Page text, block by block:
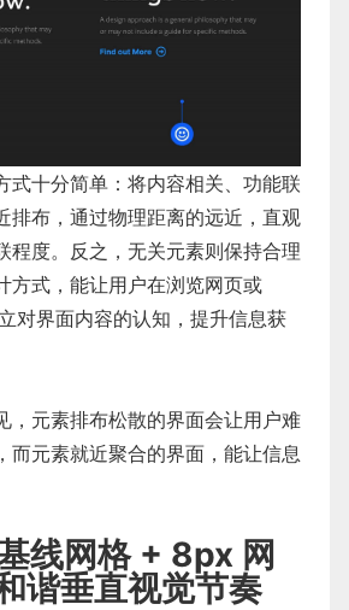
式十分简单：将内容相关、功能联
排布，通过物理距离的远近，直观
程度。反之，无关元素则保持合理
方式，能让用户在浏览网页或
对界面内容的认知，提升信息获
，元素排布松散的界面会让用户难
而元素就近聚合的界面，能让信息
线网格 + 8px 网
谐垂直视觉节奏